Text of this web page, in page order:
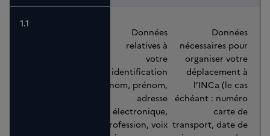
Données
relatives à
votre
identification
(nom, prénom,
adresse
électronique,
profession, voix
Données
nécessaires pour
organiser votre
déplacement à
l’INCa (le cas
échéant : numéro
carte de
transport, date de